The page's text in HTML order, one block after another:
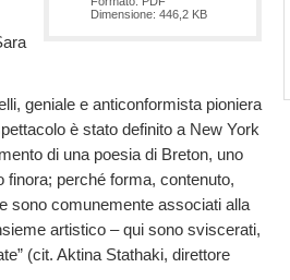
Dimensione: 446,2 KB
geniale e anticonformista pioniera
è stato definito a New York
di una poesia di Breton, uno
perché forma, contenuto,
sono comunemente associati alla
artistico – qui sono sviscerati,
(cit. Aktina Stathaki, direttore